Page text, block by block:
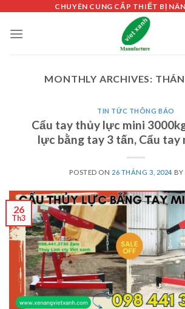
content
CHUYÊN CUNG CẤP THIẾT BỊ
MONTHLY ARCHIVES:
TIN TỨC THÔNG BÁO
Cẩu tay thủy lực mini
lực bằng tay 3 tấn, Cẩu tay
POSTED ON 26 THÁNG 3, 2024 BY
26
Th3